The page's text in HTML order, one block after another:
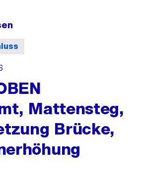
Mattensteg,
Brücke,